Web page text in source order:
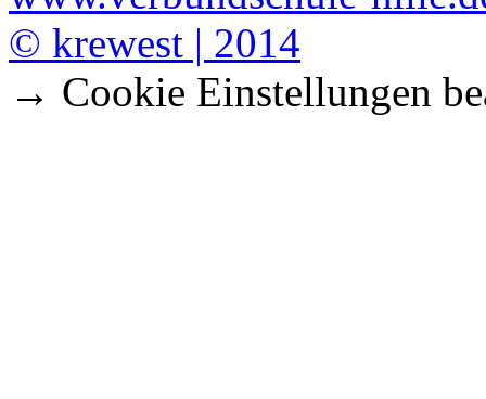
© krewest | 2014
→ Cookie Einstellungen